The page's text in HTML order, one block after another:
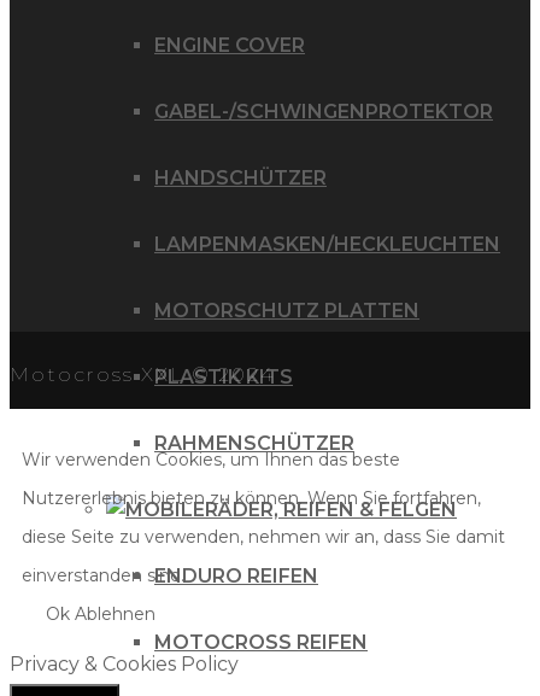
ENGINE COVER
GABEL-/SCHWINGENPROTEKTOR
HANDSCHÜTZER
LAMPENMASKEN/HECKLEUCHTEN
MOTORSCHUTZ PLATTEN
PLASTIK KITS
RAHMENSCHÜTZER
RÄDER, REIFEN & FELGEN
ENDURO REIFEN
MOTOCROSS REIFEN
Motocross XXL © 2024
Wir verwenden Cookies, um Ihnen das beste
Nutzererlebnis bieten zu können. Wenn Sie fortfahren,
diese Seite zu verwenden, nehmen wir an, dass Sie damit
einverstanden sind.
Ok Ablehnen
Privacy & Cookies Policy